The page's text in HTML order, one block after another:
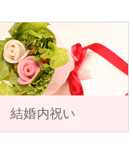
結婚内祝い